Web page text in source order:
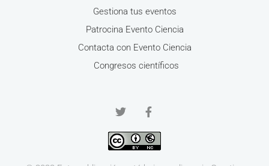
Gestiona tus eventos
Patrocina Evento Ciencia
Contacta con Evento Ciencia
Congresos científicos